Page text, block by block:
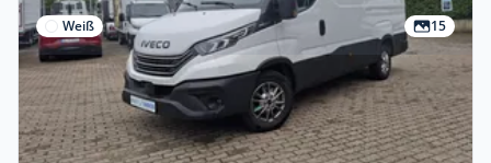
Weiß 15
Gewerbe
Iveco Daily 35S16A8V *VOLL* Kamera -
Ausbau